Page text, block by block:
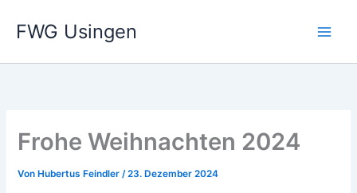
InhaltFWG Usingen
Frohe Weihnachten 2024
Von Hubertus Feindler/23. Dezember 2024